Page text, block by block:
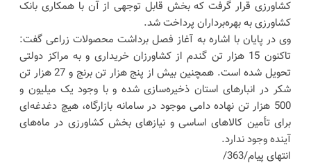
کشاورزی قرار گرفت که بخش قابل توجهی از آن با همکاری بانک
کشاورزی به بهره‌برداران پرداخت شد.
وی در پایان با اشاره به آغاز فصل برداشت محصولات زراعی گفت:
تاکنون 15 هزار تن گندم از کشاورزان خریداری و به مراکز دولتی
تحویل شده است. همچنین بیش از پنج هزار تن برنج و 27 هزار تن
شکر در انبارهای استان ذخیره‌سازی شده و با وجود یک میلیون و
500 هزار تن نهاده دامی موجود در سامانه بازارگاه، هیچ دغدغه‌ای
برای تأمین کالاهای اساسی و نیازهای بخش کشاورزی در ماه‌های
آینده وجود ندارد.
انتهای پیام/363/